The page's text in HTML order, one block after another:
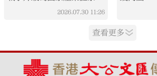
2026.07.30 11:26
查看更多